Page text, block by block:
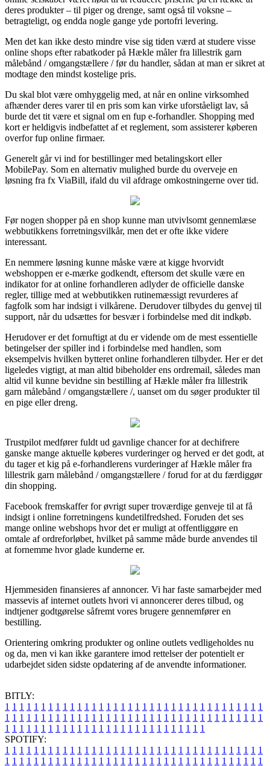
deres produkter – til piger og drenge, samt også til voksne –
betragteligt, og endda nogle gange yde portofri levering.
Men det kan ikke desto mindre vise sig tiden værd at studere visse
online shops efter rabatkoder på Hækle måler fra lillestrik garn
målebånd / omgangstællere / før du handler, sådan at man er sikret at
modtage den mindst kostelige pris.
Du skal blot være omhyggelig med, at når en online virksomhed
afhænder deres varer til en pris som kan virke uforståeligt lav, så
burde det tit være et signal om en fup e-forhandler. Shopping med
kort er heldigvis indbefattet af et reglement, som assisterer køberen
overfor fup online firmaer.
Generelt går vi ind for bestillinger med betalingskort eller
MobilePay. Som en alternativ mulighed burde du overveje en
løsning fra fx ViaBill, ifald du vil afdrage omkostningerne over tid.
Før nogen shopper på en shop kunne man utvivlsomt gennemlæse
webbutikkens forretningsvilkår, men det er ofte ikke videre
interessant.
En nemmere løsning kunne måske være at kigge hvorvidt
webshoppen er e-mærke godkendt, eftersom det skulle være en
indikator for at online forhandleren adlyder de officielle danske
regler, tillige med at webbutikken rutinemæssigt revurderes af
fagfolk som har indsigt i vilkårene. Derudover tilbydes du genvej til
support, når du udsættes for besvær i forbindelse med dit indkøb.
Herudover er det fornuftigt at du er vidende om de mest essentielle
betingelser der spiller ind i forbindelse med handlen, som
eksempelvis hvilken bytteret online forhandleren tilbyder. Her er det
ligeledes vigtigt, at man altid bibeholder ens ordremail, således man
altid vil kunne bevidne sin bestilling af Hækle måler fra lillestrik
garn målebånd / omgangstællere /, uanset om du søger produkter til
en pige eller dreng.
Trustpilot medfører fuldt ud gavnlige chancer for at dechifrere
ganske mange aktuelle køberes vurderinger og herved er det godt, at
du tager et kig på e-forhandlerens vurderinger af Hækle måler fra
lillestrik garn målebånd / omgangstællere / forud for at du færdiggør
din shopping.
Facebook fremskaffer for øvrigt super troværdige genveje til at få
indsigt i online forretningens kundetilfredshed. Foruden det ses
mange online webshops hvor det er muligt at offentliggøre en
omtale af ordreforløbet, hvilket på samme måde burde anvendes til
at fornemme hvor glade kunderne er.
Hjemmesiden finansieres af annoncer. Vi har faste samarbejder med
massevis af internet outlets hvori vi annoncerer deres tilbud, og
indtjener godtgørelse såfremt vores brugere gennemfører en
bestilling.
Orientering omkring produkter og online outlets vedligeholdes nu
og da, men vi kan ikke garantere imod rettelser der potentielt er
udarbejdet siden sidste opdatering af de anvendte informationer.
BITLY:
1 1 1 1 1 1 1 1 1 1 1 1 1 1 1 1 1 1 1 1 1 1 1 1 1 1 1 1 1 1 1 1 1 1 1 1
1 1 1 1 1 1 1 1 1 1 1 1 1 1 1 1 1 1 1 1 1 1 1 1 1 1 1 1 1 1 1 1 1 1 1 1
1 1 1 1 1 1 1 1 1 1 1 1 1 1 1 1 1 1 1 1 1 1 1 1 1 1 1 1
SPOTIFY:
1 1 1 1 1 1 1 1 1 1 1 1 1 1 1 1 1 1 1 1 1 1 1 1 1 1 1 1 1 1 1 1 1 1 1 1
1 1 1 1 1 1 1 1 1 1 1 1 1 1 1 1 1 1 1 1 1 1 1 1 1 1 1 1 1 1 1 1 1 1 1 1